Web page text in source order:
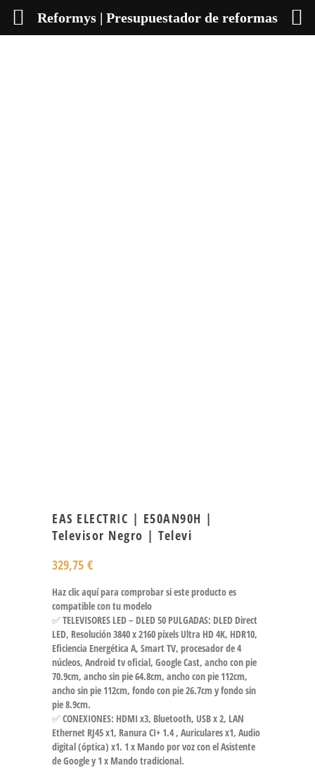
EAS ELECTRIC | E50AN90H |
Televisor Negro | Televi
329,75 €
Haz clic aquí para comprobar si este producto es
compatible con tu modelo
✅ TELEVISORES LED – DLED 50 PULGADAS: DLED Direct
LED, Resolución 3840 x 2160 píxels Ultra HD 4K, HDR10,
Eficiencia Energética A, Smart TV, procesador de 4
núcleos, Android tv oficial, Google Cast, ancho con pie
70.9cm, ancho sin pie 64.8cm, ancho con pie 112cm,
ancho sin pie 112cm, fondo con pie 26.7cm y fondo sin
pie 8.9cm.
✅ CONEXIONES: HDMI x3, Bluetooth, USB x 2, LAN
Ethernet RJ45 x1, Ranura CI+ 1.4 , Auriculares x1, Audio
digital (óptica) x1. 1 x Mando por voz con el Asistente
de Google y 1 x Mando tradicional.
Reformys | Presupuestador de reformas